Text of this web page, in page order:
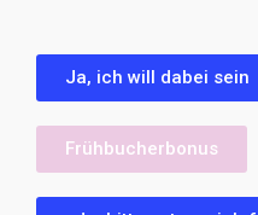
Ja, ich will dabei sein
Frühbucherbonus